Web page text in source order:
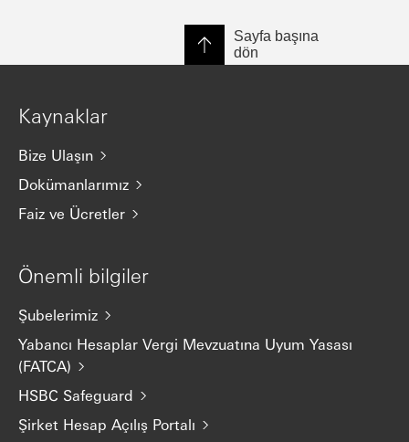
Sayfa başına
dön
Kaynaklar
Bize Ulaşın
Dokümanlarımız
Faiz ve Ücretler
Önemli bilgiler
Şubelerimiz
Yabancı Hesaplar Vergi Mevzuatına Uyum Yasası
(FATCA)
HSBC Safeguard
Şirket Hesap Açılış Portalı